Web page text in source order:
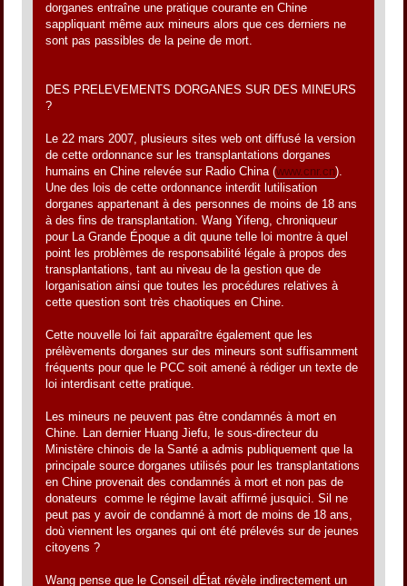
dorganes entraîne une pratique courante en Chine
sappliquant même aux mineurs alors que ces derniers ne
sont pas passibles de la peine de mort.
DES PRELEVEMENTS DORGANES SUR DES MINEURS
?
Le 22 mars 2007, plusieurs sites web ont diffusé la version
de cette ordonnance sur les transplantations dorganes
humains en Chine relevée sur Radio China (www.cnr.cn).
Une des lois de cette ordonnance interdit lutilisation
dorganes appartenant à des personnes de moins de 18 ans
à des fins de transplantation. Wang Yifeng, chroniqueur
pour La Grande Époque a dit quune telle loi montre à quel
point les problèmes de responsabilité légale à propos des
transplantations, tant au niveau de la gestion que de
lorganisation ainsi que toutes les procédures relatives à
cette question sont très chaotiques en Chine.
Cette nouvelle loi fait apparaître également que les
prélèvements dorganes sur des mineurs sont suffisamment
fréquents pour que le PCC soit amené à rédiger un texte de
loi interdisant cette pratique.
Les mineurs ne peuvent pas être condamnés à mort en
Chine. Lan dernier Huang Jiefu, le sous-directeur du
Ministère chinois de la Santé a admis publiquement que la
principale source dorganes utilisés pour les transplantations
en Chine provenait des condamnés à mort et non pas de
donateurs comme le régime lavait affirmé jusquici. Sil ne
peut pas y avoir de condamné à mort de moins de 18 ans,
doù viennent les organes qui ont été prélevés sur de jeunes
citoyens ?
Wang pense que le Conseil dÉtat révèle indirectement un